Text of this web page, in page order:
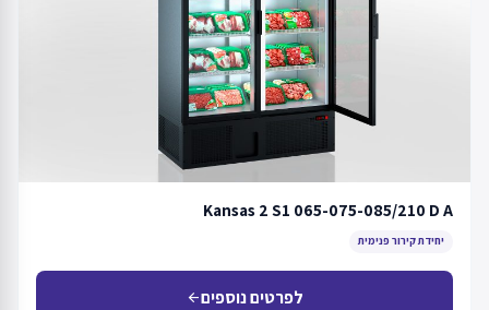
Kansas 2 S1 065-075-085/210 D A
יחידת קירור פנימית
לפרטים נוספיםarrow_back